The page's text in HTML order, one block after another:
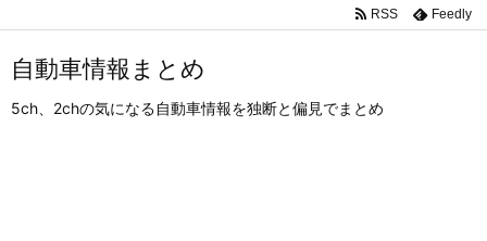
自動車情報まとめ
5ch、2chの気になる自動車情報を独断と偏見でまとめ
RSS Feedly